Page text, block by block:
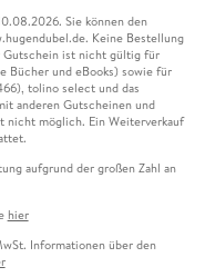
Sie können den
Keine Bestellung
Gutschein ist nicht gültig für
Bücher und eBooks) sowie für
tolino select und das
anderen Gutscheinen und
nicht möglich. Ein Weiterverkauf
aufgrund der großen Zahl an
hier
Informationen über den